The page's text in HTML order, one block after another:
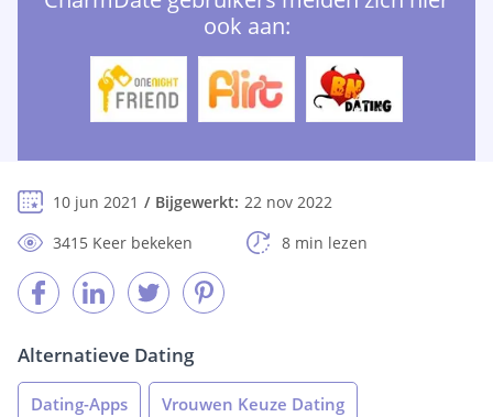
ook aan:
10 jun 2021 Bijgewerkt: 22 nov 2022
3415 Keer bekeken
8 min lezen
Alternatieve Dating
Dating-Apps Vrouwen Keuze Dating